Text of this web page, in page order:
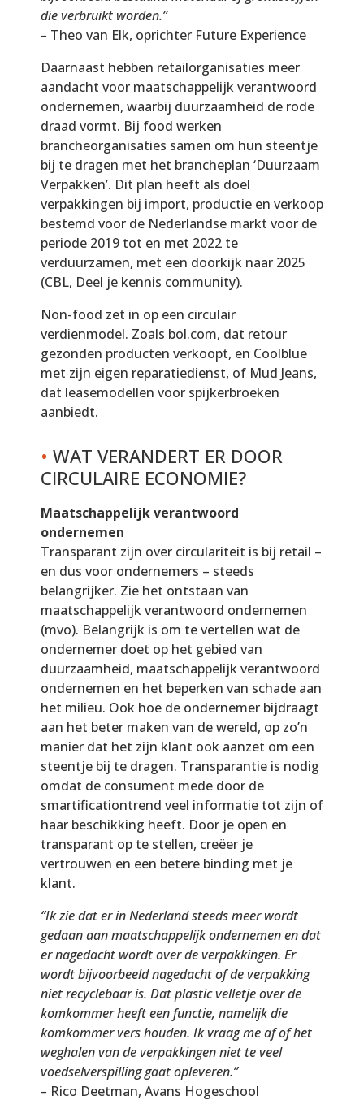
die verbruikt worden.”
– Theo van Elk, oprichter Future Experience
Daarnaast hebben retailorganisaties meer
aandacht voor maatschappelijk verantwoord
ondernemen, waarbij duurzaamheid de rode
draad vormt. Bij food werken
brancheorganisaties samen om hun steentje
bij te dragen met het brancheplan ‘Duurzaam
Verpakken’. Dit plan heeft als doel
verpakkingen bij import, productie en verkoop
bestemd voor de Nederlandse markt voor de
periode 2019 tot en met 2022 te
verduurzamen, met een doorkijk naar 2025
(CBL, Deel je kennis community).
Non-food zet in op een circulair
verdienmodel. Zoals bol.com, dat retour
gezonden producten verkoopt, en Coolblue
met zijn eigen reparatiedienst, of Mud Jeans,
dat leasemodellen voor spijkerbroeken
aanbiedt.
• WAT VERANDERT ER DOOR
CIRCULAIRE ECONOMIE?
Maatschappelijk verantwoord
ondernemen
Transparant zijn over circulariteit is bij retail –
en dus voor ondernemers – steeds
belangrijker. Zie het ontstaan van
maatschappelijk verantwoord ondernemen
(mvo). Belangrijk is om te vertellen wat de
ondernemer doet op het gebied van
duurzaamheid, maatschappelijk verantwoord
ondernemen en het beperken van schade aan
het milieu. Ook hoe de ondernemer bijdraagt
aan het beter maken van de wereld, op zo’n
manier dat het zijn klant ook aanzet om een
steentje bij te dragen. Transparantie is nodig
omdat de consument mede door de
smartificationtrend veel informatie tot zijn of
haar beschikking heeft. Door je open en
transparant op te stellen, creëer je
vertrouwen en een betere binding met je
klant.
“Ik zie dat er in Nederland steeds meer wordt
gedaan aan maatschappelijk ondernemen en dat
er nagedacht wordt over de verpakkingen. Er
wordt bijvoorbeeld nagedacht of de verpakking
niet recyclebaar is. Dat plastic velletje over de
komkommer heeft een functie, namelijk die
komkommer vers houden. Ik vraag me af of het
weghalen van de verpakkingen niet te veel
voedselverspilling gaat opleveren.”
– Rico Deetman, Avans Hogeschool